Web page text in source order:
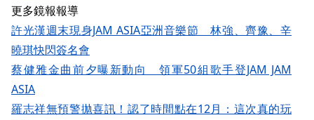
更多鏡報報導
許光漢週末現身JAM ASIA亞洲音樂節 林強、齊豫、辛
曉琪快閃簽名會
蔡健雅金曲前夕曝新動向 領軍50組歌手登JAM JAM
ASIA
羅志祥無預警拋喜訊！認了時間點在12月：這次真的玩